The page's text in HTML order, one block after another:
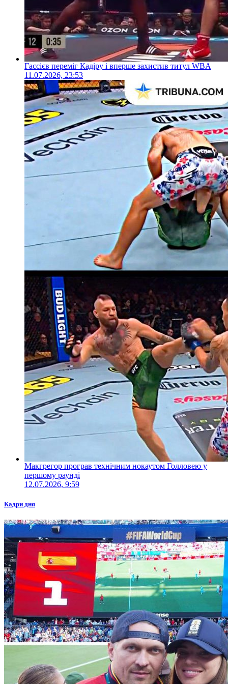
Гассієв переміг Кадіру і вперше захистив титул WBA
11.07.2026, 23:53
Макгрегор програв технічним нокаутом Голловею у
першому раунді
12.07.2026, 9:59
Кадри дня